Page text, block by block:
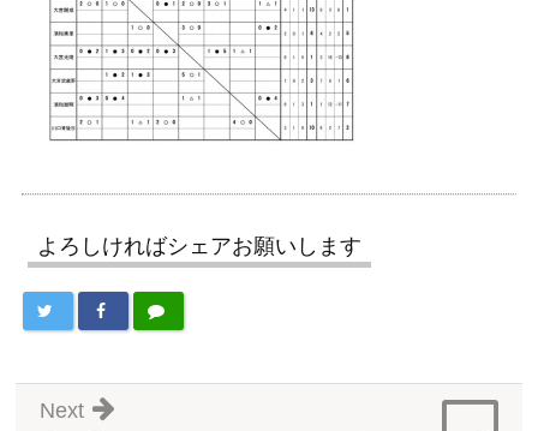
よろしければシェアお願いします
Next